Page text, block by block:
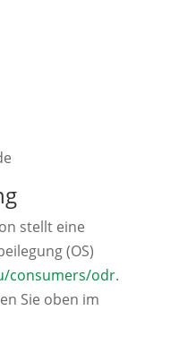
stellt eine
(OS)
consumers/odr.
Sie oben im